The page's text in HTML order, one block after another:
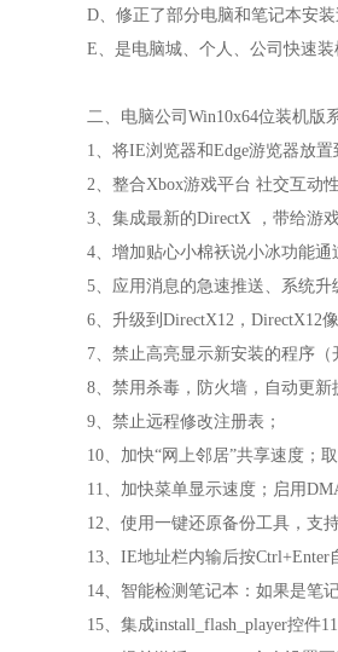
D、修正了部分电脑和笔记本安装
E、是电脑城、个人、公司快速
二、电脑公司Win10x64位装机版
1、将IE浏览器和Edge游览器放置
2、整合Xbox游戏平台 社交互动
3、集成最新的DirectX ，带给游
4、增加贴心小棉袄说小冰功能通
5、应用消息的急速推送、系统
6、升级到DirectX12，DirectX12
7、禁止高亮显示新安装的程序（
8、禁用杀毒，防火墙，自动更新
9、禁止远程修改注册表；
10、加快“网上邻居”共享速度；
11、加快菜单显示速度；启用
12、使用一键还原备份工具，支
13、IE地址栏内输后按Ctrl+Enter
14、智能检测笔记本：如果是笔
15、集成install_flash_player控件